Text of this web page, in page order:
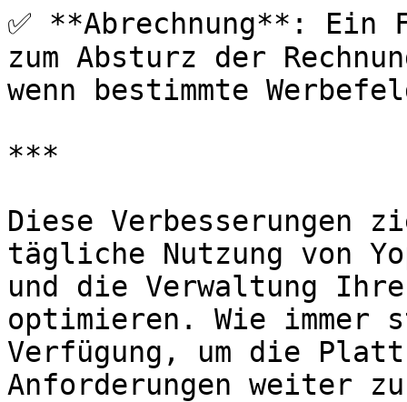
✅ **Abrechnung**: Ein
zum Absturz der
wenn bestimmte
***
Diese Verbesserungen
tägliche Nutzung von
und die Verwaltung
optimieren. Wie immer
Verfügung, um die
Anforderungen weiter